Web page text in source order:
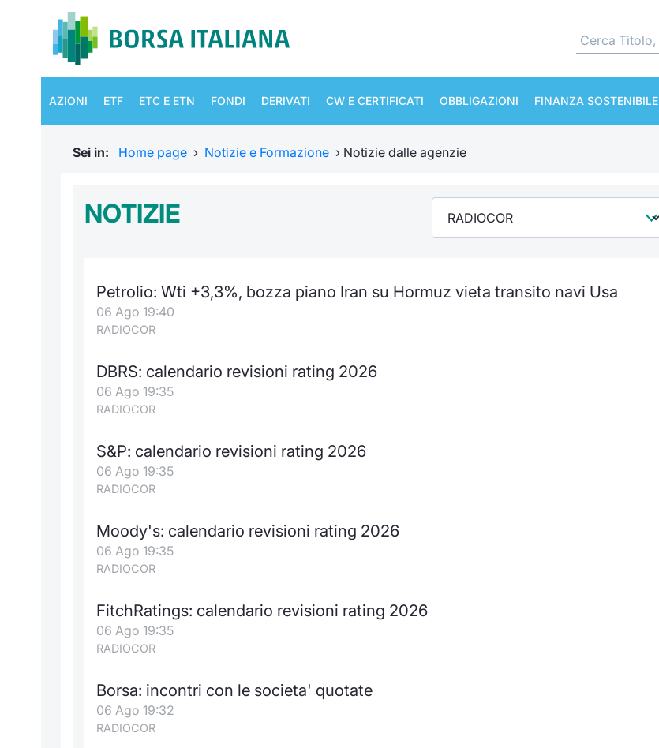
AZIONI ETF ETC E ETN FONDI DERIVATI CW E CERTIFICATI OBBLIGAZIONI FINANZA SOSTENIBILE
Sei in: Home page › Notizie e Formazione › Notizie dalle agenzie
NOTIZIE
Petrolio: Wti +3,3%, bozza piano Iran su Hormuz vieta transito navi Usa
06 Ago 19:40
RADIOCOR
DBRS: calendario revisioni rating 2026
06 Ago 19:35
RADIOCOR
S&P: calendario revisioni rating 2026
06 Ago 19:35
RADIOCOR
Moody's: calendario revisioni rating 2026
06 Ago 19:35
RADIOCOR
FitchRatings: calendario revisioni rating 2026
06 Ago 19:35
RADIOCOR
Borsa: incontri con le societa' quotate
06 Ago 19:32
RADIOCOR